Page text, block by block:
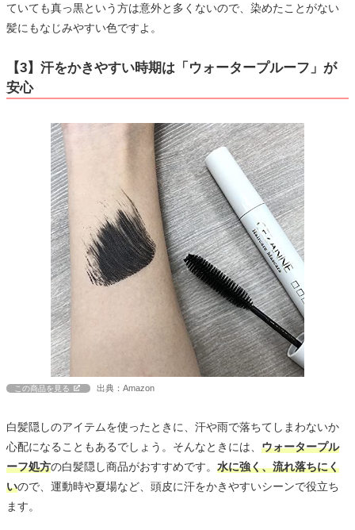
ていても真っ黒という方は意外と多くないので、染めたことがない
髪にもなじみやすい色ですよ。
【3】汗をかきやすい時期は「ウォータープルーフ」が
安心
この商品を見る 出典：Amazon
白髪隠しのアイテムを使ったときに、汗や雨で落ちてしまわないか
心配になることもあるでしょう。そんなときには、 ウォータープル
ーフ処方の白髪隠し商品がおすすめです。 水に強く、流れ落ちにく
いので、運動時や夏場など、頭皮に汗をかきやすいシーンで役立ち
ます。